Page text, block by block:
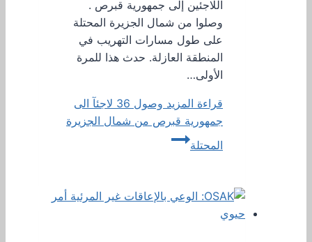
اللاجئين إلى جمهورية قبرص .
وصلوا من شمال الجزيرة المحتلة
على طول مسارات التهريب في
المنطقة العازلة. حدث هذا للمرة
الأولى…
قراءة المزيد
وصول 36 لاجئآ الى
جمهورية قبرص من شمال الجزيرة
المحتلة